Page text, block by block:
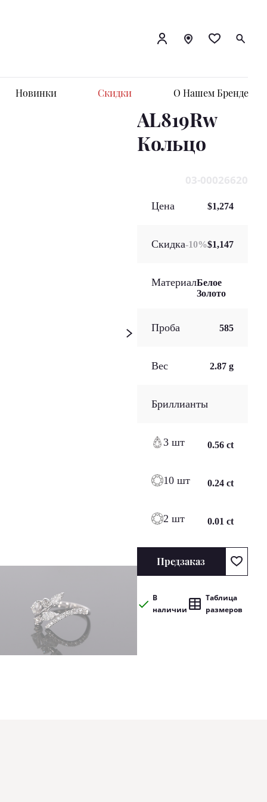
Новинки Скидки О Нашем Бренде
AL819Rw
Кольцo
03-00026620
Цена $1,274
Скидка-10%$1,147
МатериалБелое
Золото
Проба 585
Вес 2.87 g
Бриллианты
3 шт 0.56 ct
10 шт 0.24 ct
2 шт 0.01 ct
Предзаказ
В
наличии
Таблица
размеров